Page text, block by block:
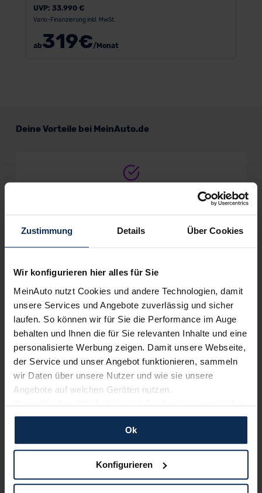
Zustimmung Details Über Cookies
Wir konfigurieren hier alles für Sie
MeinAuto nutzt Cookies und andere Technologien, damit
unsere Services und Angebote zuverlässig und sicher
laufen. So können wir für Sie die Performance im Auge
behalten und Ihnen die für Sie relevanten Inhalte und eine
personalisierte Werbung zeigen. Damit unsere Webseite,
der Service und unser Angebot funktionieren, sammeln
wir Daten über unsere Nutzer und wie sie unsere
Angebote auf welchen Geräten nutzen.
Wenn Sie das „OK“ finden, sind Sie damit einverstanden
und erlauben uns Cookies für unseren Service zu
verwenden und diese Daten an Dritte weiterzugeben,
etwa an unsere Marketingpartner. Falls Sie dem nicht
zustimmen möchten, beschränken wir uns auf die
dann nicht auf Sie zuschneiden und Sie somit nicht
Ok
Konfigurieren
UVP: 33.990 €
Vario-Finanzierung inkl. MwSt.
ab319€/Monat
Deine Vorteile bei MeinAuto.de
vom Vertragshändler vor Ort
Alle Zahlungsarten: Barkauf, Finanzierung, Leasing
Keine Kosten:Unser Service ist für dich 100%
Wir sind stolz auf eine hohe